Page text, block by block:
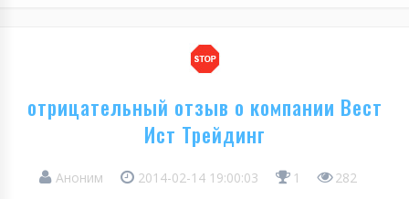
отрицательный отзыв о компании Вест
Ист Трейдинг
Аноним 2014-02-14 19:00:03 1 282